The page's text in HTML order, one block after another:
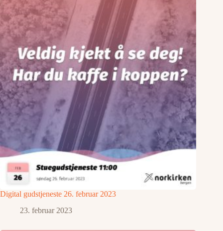
Digital gudstjeneste 26. februar 2023
23. februar 2023